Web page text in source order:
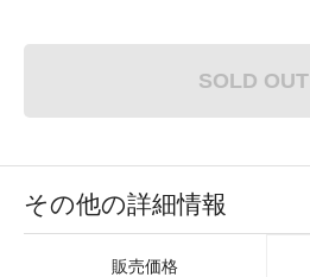
SOLD OUT
その他の詳細情報
販売価格